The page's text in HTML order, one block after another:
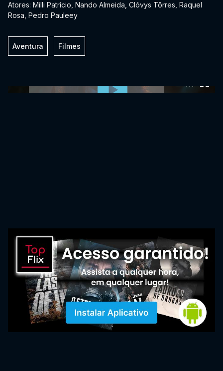
Atores: Milli Patrício, Nando Almeida, Clóvys Tôrres, Raquel
Rosa, Pedro Pauleey
Aventura Filmes